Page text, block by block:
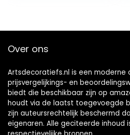
Over ons
Artsdecoratiefs.nl is een moderne
prijsvergelijkings- en
biedt die beschikbaar zijn op
houdt via de laatst toegevoegde
zijn auteursrechtelijk beschermd
eigenaren. Alle geciteerde inhoud